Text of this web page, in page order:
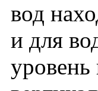
вод
и для
уровень